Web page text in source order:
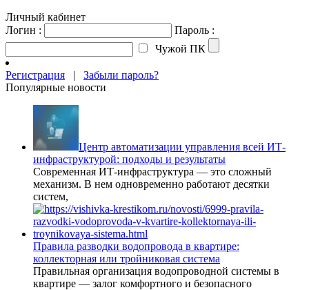
Личный кабинет
Логин :
Пароль :
Чужой ПК
Регистрация | Забыли пароль?
Популярные новости
Центр автоматизации управления всей ИТ-
инфраструктурой: подходы и результаты
Современная ИТ-инфраструктура — это сложный
механизм. В нем одновременно работают десятки
систем,
Правила разводки водопровода в квартире:
коллекторная или тройниковая система
Правильная организация водопроводной системы в
квартире — залог комфортного и безопасного